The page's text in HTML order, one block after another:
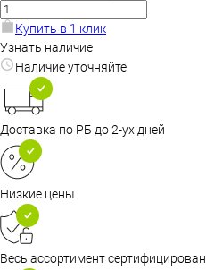
Купить в 1 клик
Узнать наличие
Наличие уточняйте
Доставка по РБ до 2-ух дней
Низкие цены
Весь ассортимент сертифицирован